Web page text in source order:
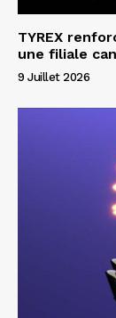
TYREX
une filiale
9 Juillet 2026